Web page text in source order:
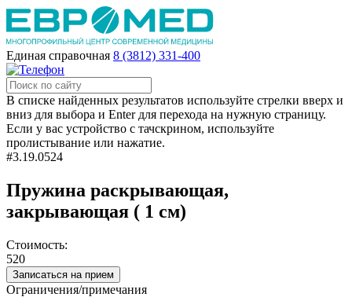
Единая справочная 8 (3812) 331-400
В списке найденных результатов используйте стрелки вверх и
вниз для выбора и Enter для перехода на нужную страницу.
Если у вас устройство с тачскрином, используйте
пролистывание или нажатие.
#3.19.0524
Пружина раскрывающая,
закрывающая ( 1 см)
Стоимость:
520
Записаться на прием
Ограничения/примечания